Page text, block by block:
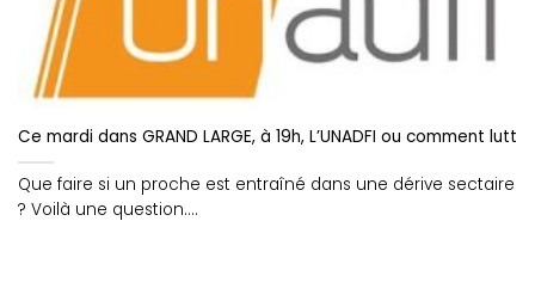
Ce mardi dans GRAND LARGE, à 19h, L’UNADFI ou comment
Que faire si un proche est entraîné dans une dérive sectaire
? Voilà une question....